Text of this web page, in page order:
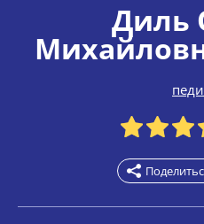
Диль